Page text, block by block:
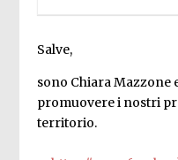
Salve,
sono Chiara Mazzone
promuovere i nostri
territorio.